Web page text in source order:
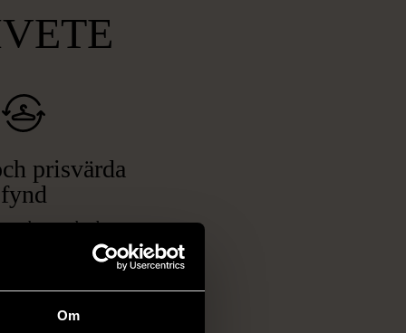
Om
prisvärda
fynd
ett brett utbud av
kläder och möbler
elektronik i våra
föremål som